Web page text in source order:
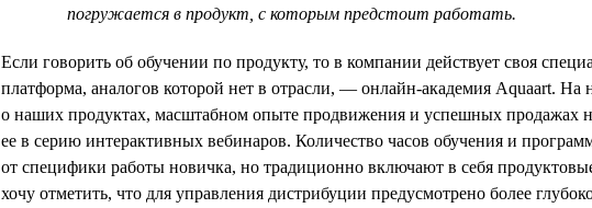
погружается в продукт, с которым предстоит работать.
Если говорить об обучении по продукту, то в компании действует своя
платформа, аналогов которой нет в отрасли, — онлайн-академия Aquaart.
о наших продуктах, масштабном опыте продвижения и успешных продажах
ее в серию интерактивных вебинаров. Количество часов обучения и
от специфики работы новичка, но традиционно включают в себя
хочу отметить, что для управления дистрибуции предусмотрено более